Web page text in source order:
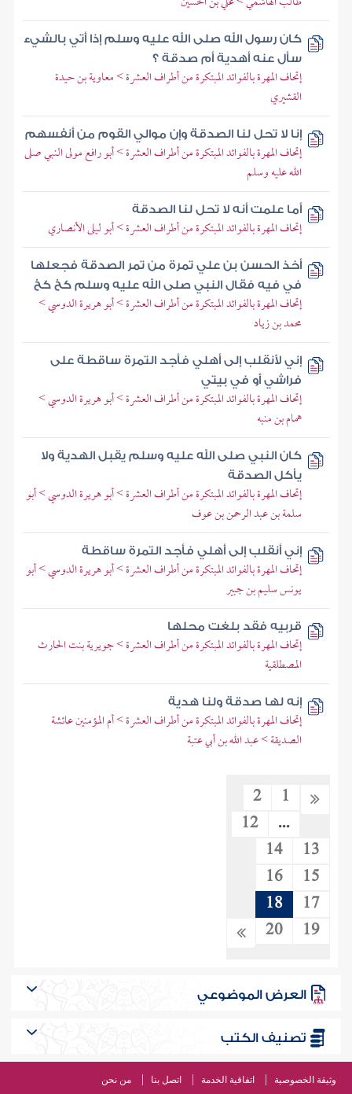
كان رسول الله صلى الله عليه وسلم إذا أتي بالشيء
سأل عنه أهدية أم صدقة ؟
إتحاف المهرة بالفوائد المبتكرة من أطراف العشرة > معاوية بن حيدة
القشيري
إنا لا تحل لنا الصدقة وإن موالي القوم من أنفسهم
إتحاف المهرة بالفوائد المبتكرة من أطراف العشرة > أبو رافع مولى النبي صلى
الله عليه وسلم
أما علمت أنه لا تحل لنا الصدقة
إتحاف المهرة بالفوائد المبتكرة من أطراف العشرة > أبو ليلى الأنصاري
أخذ الحسن بن علي تمرة من تمر الصدقة فجعلها
في فيه فقال النبي صلى الله عليه وسلم كخ كخ
إتحاف المهرة بالفوائد المبتكرة من أطراف العشرة > أبو هريرة الدوسي >
محمد بن زياد
إني لأنقلب إلى أهلي فأجد التمرة ساقطة على
فراشي أو في بيتي
إتحاف المهرة بالفوائد المبتكرة من أطراف العشرة > أبو هريرة الدوسي >
همام بن منبه
كان النبي صلى الله عليه وسلم يقبل الهدية ولا
يأكل الصدقة
إتحاف المهرة بالفوائد المبتكرة من أطراف العشرة > أبو هريرة الدوسي > أبو
سلمة بن عبد الرحمن بن عوف
إني أنقلب إلى أهلي فأجد التمرة ساقطة
إتحاف المهرة بالفوائد المبتكرة من أطراف العشرة > أبو هريرة الدوسي > أبو
يونس سليم بن جبير
قربيه فقد بلغت محلها
إتحاف المهرة بالفوائد المبتكرة من أطراف العشرة > جويرية بنت الحارث
المصطلقية
إنه لها صدقة ولنا هدية
إتحاف المهرة بالفوائد المبتكرة من أطراف العشرة > أم المؤمنين عائشة
الصديقة > عبد الله بن أبي عتبة
1
2
...
12
13
14
15
16
17
18
19
20
العرض الموضوعي
تصنيف الكتب
وثيقة الخصوصية اتفاقية الخدمة اتصل بنا من نحن